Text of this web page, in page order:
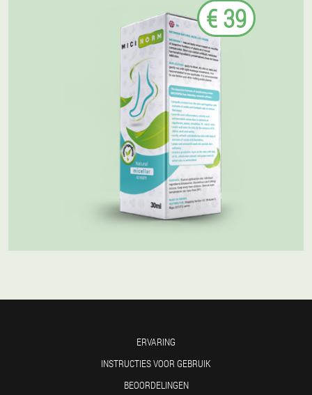
€ 39
ERVARING
INSTRUCTIES VOOR GEBRUIK
BEOORDELINGEN